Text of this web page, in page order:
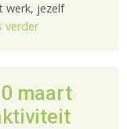
werk, jezelf
verder
maart